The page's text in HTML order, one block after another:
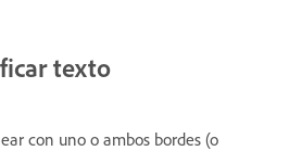
texto
con uno o ambos bordes (o